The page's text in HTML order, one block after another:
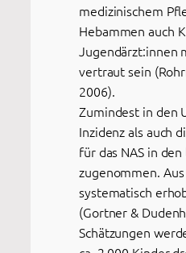
medizinischem
Hebammen auch
Jugendärzt:innen
vertraut sein
2006).
Zumindest in den
Inzidenz als auch
für das NAS in
zugenommen.
systematisch
(Gortner &
Schätzungen